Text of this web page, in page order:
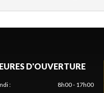
D'OUVERTURE
: 8h00 - 17h00